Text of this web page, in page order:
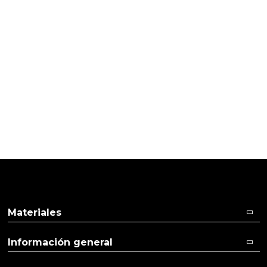
Materiales
Información general